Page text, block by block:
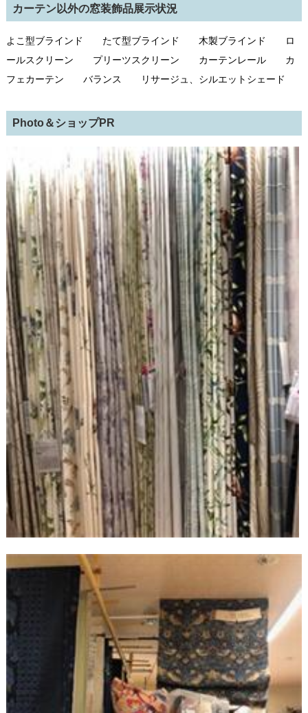
カーテン以外の窓装飾品展示状況
よこ型ブラインド たて型ブラインド 木製ブラインド ロ
ールスクリーン プリーツスクリーン カーテンレール カ
フェカーテン バランス リサージュ、シルエットシェード
Photo＆ショップPR